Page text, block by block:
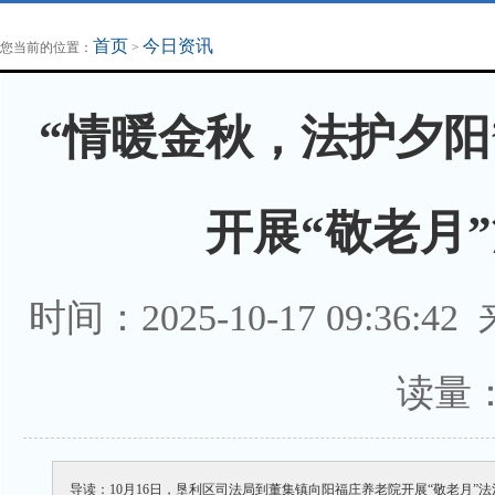
地方法治联播 律师律所
您当前的位置： 首页 > 今日资讯
“情暖金秋，法护夕
开展“敬老月
时间：2025-10-17 09:36:42
读量
导读：10月16日，垦利区司法局到董集镇向阳福庄养老院开展“敬老月”